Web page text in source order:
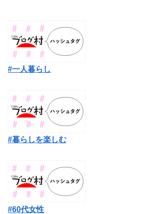
#一人暮らし
#暮らしを楽しむ
#60代女性